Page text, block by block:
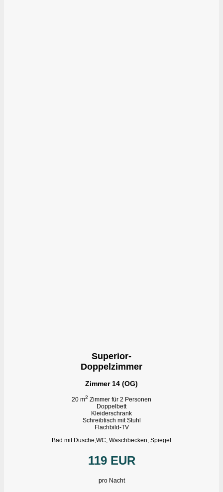
Superior-
Doppelzimmer
Zimmer 14 (OG)
20 m2 Zimmer für 2 Personen
Doppelbett
Kleiderschrank
Schreibtisch mit Stuhl
Flachbild-TV
Bad mit Dusche,WC, Waschbecken, Spiegel
119 EUR
pro Nacht